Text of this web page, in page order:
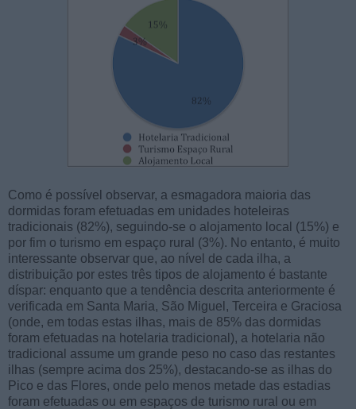
Como é possível observar, a esmagadora maioria das
dormidas foram efetuadas em unidades hoteleiras
tradicionais (82%), seguindo-se o alojamento local (15%) e
por fim o turismo em espaço rural (3%). No entanto, é muito
interessante observar que, ao nível de cada ilha, a
distribuição por estes três tipos de alojamento é bastante
díspar: enquanto que a tendência descrita anteriormente é
verificada em Santa Maria, São Miguel, Terceira e Graciosa
(onde, em todas estas ilhas, mais de 85% das dormidas
foram efetuadas na hotelaria tradicional), a hotelaria não
tradicional assume um grande peso no caso das restantes
ilhas (sempre acima dos 25%), destacando-se as ilhas do
Pico e das Flores, onde pelo menos metade das estadias
foram efetuadas ou em espaços de turismo rural ou em